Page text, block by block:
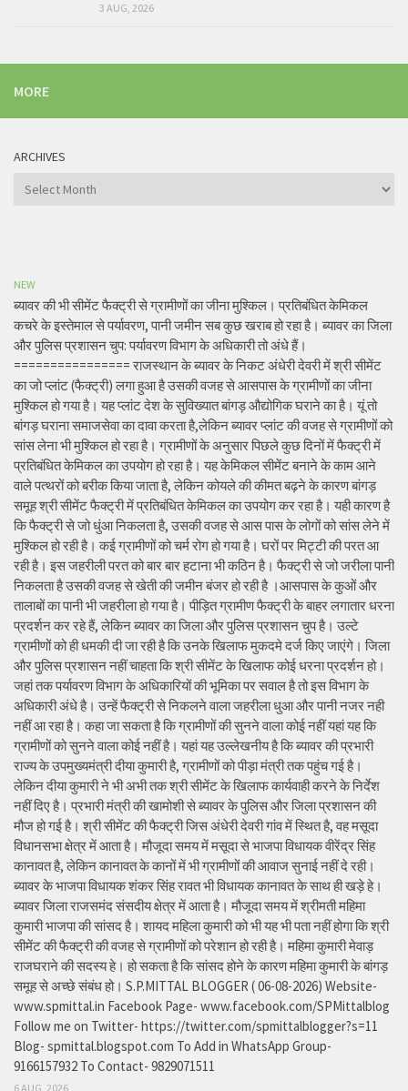
3 AUG, 2026
MORE
ARCHIVES
Archives
NEW
ब्यावर की भी सीमेंट फैक्ट्री से ग्रामीणों का जीना मुश्किल। प्रतिबंधित केमिकल
कचरे के इस्तेमाल से पर्यावरण, पानी जमीन सब कुछ खराब हो रहा है। ब्यावर का जिला
और पुलिस प्रशासन चुप: पर्यावरण विभाग के अधिकारी तो अंधे हैं।
================ राजस्थान के ब्यावर के निकट अंधेरी देवरी में श्री सीमेंट
का जो प्लांट (फैक्ट्री) लगा हुआ है उसकी वजह से आसपास के ग्रामीणों का जीना
मुश्किल हो गया है। यह प्लांट देश के सुविख्यात बांगड़ औद्योगिक घराने का है। यूं तो
बांगड़ घराना समाजसेवा का दावा करता है,लेकिन ब्यावर प्लांट की वजह से ग्रामीणों को
सांस लेना भी मुश्किल हो रहा है। ग्रामीणों के अनुसार पिछले कुछ दिनों में फैक्ट्री में
प्रतिबंधित केमिकल का उपयोग हो रहा है। यह केमिकल सीमेंट बनाने के काम आने
वाले पत्थरों को बरीक किया जाता है, लेकिन कोयले की कीमत बढ़ने के कारण बांगड़
समूह श्री सीमेंट फैक्ट्री में प्रतिबंधित केमिकल का उपयोग कर रहा है। यही कारण है
कि फैक्ट्री से जो धुंआ निकलता है, उसकी वजह से आस पास के लोगों को सांस लेने में
मुश्किल हो रही है। कई ग्रामीणों को चर्म रोग हो गया है। घरों पर मिट्टी की परत आ
रही है। इस जहरीली परत को बार बार हटाना भी कठिन है। फैक्ट्री से जो जरीला पानी
निकलता है उसकी वजह से खेती की जमीन बंजर हो रही है ।आसपास के कुओं और
तालाबों का पानी भी जहरीला हो गया है। पीड़ित ग्रामीण फैक्ट्री के बाहर लगातार धरना
प्रदर्शन कर रहे हैं, लेकिन ब्यावर का जिला और पुलिस प्रशासन चुप है। उल्टे
ग्रामीणों को ही धमकी दी जा रही है कि उनके खिलाफ मुकदमे दर्ज किए जाएंगे। जिला
और पुलिस प्रशासन नहीं चाहता कि श्री सीमेंट के खिलाफ कोई धरना प्रदर्शन हो।
जहां तक पर्यावरण विभाग के अधिकारियों की भूमिका पर सवाल है तो इस विभाग के
अधिकारी अंधे है। उन्हें फैक्ट्री से निकलने वाला जहरीला धुआ और पानी नजर नही
नहीं आ रहा है। कहा जा सकता है कि ग्रामीणों की सुनने वाला कोई नहीं यहां यह कि
ग्रामीणों को सुनने वाला कोई नहीं है। यहां यह उल्लेखनीय है कि ब्यावर की प्रभारी
राज्य के उपमुख्यमंत्री दीया कुमारी है, ग्रामीणों को पीड़ा मंत्री तक पहुंच गई है।
लेकिन दीया कुमारी ने भी अभी तक श्री सीमेंट के खिलाफ कार्यवाही करने के निर्देश
नहीं दिए है। प्रभारी मंत्री की खामोशी से ब्यावर के पुलिस और जिला प्रशासन की
मौज हो गई है। श्री सीमेंट की फैक्ट्री जिस अंधेरी देवरी गांव में स्थित है, वह मसूदा
विधानसभा क्षेत्र में आता है। मौजूदा समय में मसूदा से भाजपा विधायक वीरेंद्र सिंह
कानावत है, लेकिन कानावत के कानों में भी ग्रामीणों की आवाज सुनाई नहीं दे रही।
ब्यावर के भाजपा विधायक शंकर सिंह रावत भी विधायक कानावत के साथ ही खड़े हे।
ब्यावर जिला राजसमंद संसदीय क्षेत्र में आता है। मौजूदा समय में श्रीमती महिमा
कुमारी भाजपा की सांसद है। शायद महिला कुमारी को भी यह भी पता नहीं होगा कि श्री
सीमेंट की फैक्ट्री की वजह से ग्रामीणों को परेशान हो रही है। महिमा कुमारी मेवाड़
राजघराने की सदस्य हे। हो सकता है कि सांसद होने के कारण महिमा कुमारी के बांगड़
समूह से अच्छे संबंध हो। S.P.MITTAL BLOGGER ( 06-08-2026) Website-
www.spmittal.in Facebook Page- www.facebook.com/SPMittalblog
Follow me on Twitter- https://twitter.com/spmittalblogger?s=11
Blog- spmittal.blogspot.com To Add in WhatsApp Group-
9166157932 To Contact- 9829071511
6 AUG, 2026